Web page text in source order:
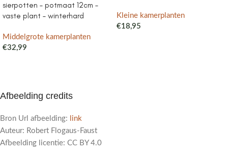
sierpotten – potmaat 12cm –
vaste plant – winterhard
Middelgrote kamerplanten
€32,99
Kleine kamerplanten
€18,95
Afbeelding credits
Bron Url afbeelding:
link
Auteur: Robert Flogaus-Faust
Afbeelding licentie: CC BY 4.0